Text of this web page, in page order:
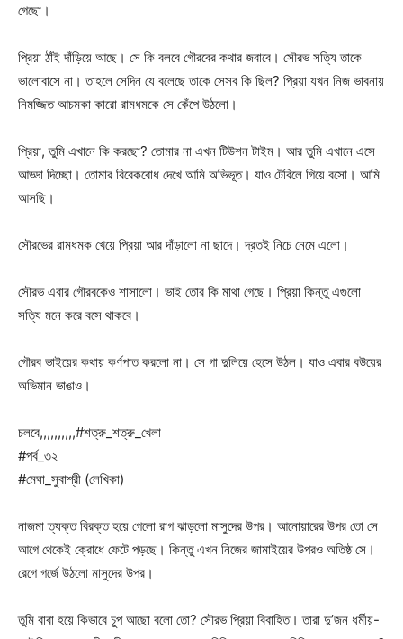
গেছো।
প্রিয়া ঠাঁই দাঁড়িয়ে আছে। সে কি বলবে গৌরবের কথার জবাবে। সৌরভ সত্যি তাকে
ভালোবাসে না। তাহলে সেদিন যে বলেছে তাকে সেসব কি ছিল? প্রিয়া যখন নিজ ভাবনায়
নিমজ্জিত আচমকা কারো রামধমকে সে কেঁপে উঠলো।
প্রিয়া, তুমি এখানে কি করছো? তোমার না এখন টিউশন টাইম। আর তুমি এখানে এসে
আড্ডা দিচ্ছো। তোমার বিবেকবোধ দেখে আমি অভিভূত। যাও টেবিলে গিয়ে বসো। আমি
আসছি।
সৌরভের রামধমক খেয়ে প্রিয়া আর দাঁড়ালো না ছাদে। দ্রতই নিচে নেমে এলো।
সৌরভ এবার গৌরবকেও শাসালো। ভাই তোর কি মাথা গেছে। প্রিয়া কিন্তু এগুলো
সত্যি মনে করে বসে থাকবে।
গৌরব ভাইয়ের কথায় কর্ণপাত করলো না। সে গা দুলিয়ে হেসে উঠল। যাও এবার বউয়ের
অভিমান ভাঙাও।
চলবে,,,,,,,,,,#শত্রু_শত্রু_খেলা
#পর্ব_৩২
#মেঘা_সুবাশ্রী (লেখিকা)
নাজমা ত্যক্ত বিরক্ত হয়ে গেলো রাগ ঝাড়লো মাসুদের উপর। আনোয়ারের উপর তো সে
আগে থেকেই ক্রোধে ফেটে পড়ছে। কিন্তু এখন নিজের জামাইয়ের উপরও অতিষ্ঠ সে।
রেগে গর্জে উঠলো মাসুদের উপর।
তুমি বাবা হয়ে কিভাবে চুপ আছো বলো তো? সৌরভ প্রিয়া বিবাহিত। তারা দু’জন ধর্মীয়-